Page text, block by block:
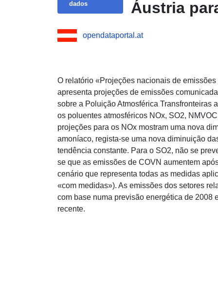
dados Áustria
opendataportal.at
O relatório «Projeções nacionais de
apresenta projeções de emissões
sobre a Poluição Atmosférica Transfronteiras
os poluentes atmosféricos NOx, SO2,
projeções para os NOx mostram uma nova
amoníaco, regista-se uma nova diminuição
tendência constante. Para o SO2, não se
se que as emissões de COVN aumentem
cenário que representa todas as medidas
«com medidas»). As emissões dos setores
com base numa previsão energética de 2008
recente.